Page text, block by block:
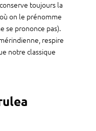
toujours la
on le prénomme
se prononce pas).
respire
notre classique